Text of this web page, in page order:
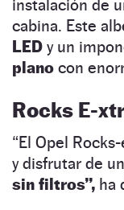
instalación de
cabina. Este
LED y un
plano con
Rocks E-
“El Opel
y disfrutar de
sin filtros”, ha